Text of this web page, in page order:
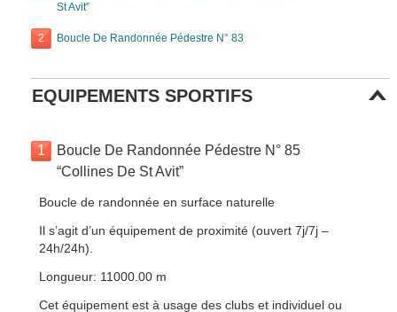
St Avit”
2 Boucle De Randonnée Pédestre N° 83
EQUIPEMENTS SPORTIFS
1
Boucle De Randonnée Pédestre N° 85
“Collines De St Avit”
Boucle de randonnée en surface naturelle
Il s’agit d’un équipement de proximité (ouvert 7j/7j –
24h/24h).
Longueur: 11000.00 m
Cet équipement est à usage des clubs et individuel ou